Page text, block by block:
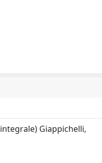
Giappichelli,